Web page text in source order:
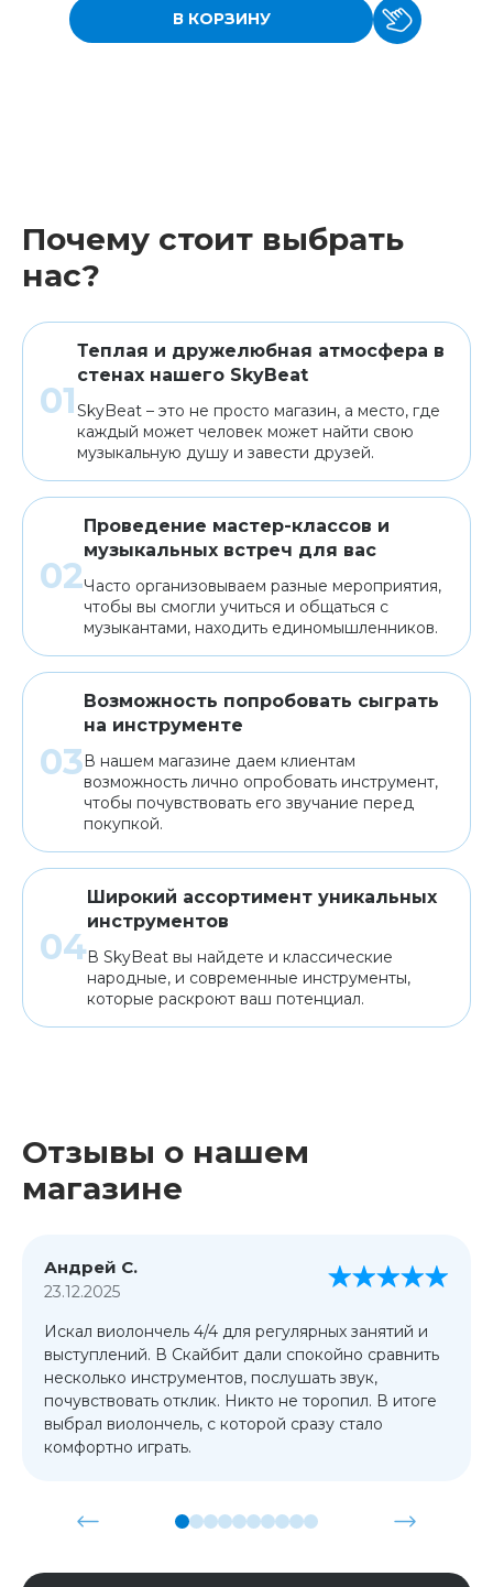
В КОРЗИНУ
Почему стоит выбрать
нас?
Теплая и дружелюбная атмосфера в
стенах нашего SkyBeat
SkyBeat – это не просто магазин, а место, где
каждый может человек может найти свою
музыкальную душу и завести друзей.
Проведение мастер-классов и
музыкальных встреч для вас
Часто организовываем разные мероприятия,
чтобы вы смогли учиться и общаться с
музыкантами, находить единомышленников.
Возможность попробовать сыграть
на инструменте
В нашем магазине даем клиентам
возможность лично опробовать инструмент,
чтобы почувствовать его звучание перед
покупкой.
Широкий ассортимент уникальных
инструментов
В SkyBeat вы найдете и классические
народные, и современные инструменты,
которые раскроют ваш потенциал.
Отзывы о нашем
магазине
Андрей С.
23.12.2025
Искал виолончель 4/4 для регулярных занятий и
выступлений. В Скайбит дали спокойно сравнить
несколько инструментов, послушать звук,
почувствовать отклик. Никто не торопил. В итоге
выбрал виолончель, с которой сразу стало
комфортно играть.